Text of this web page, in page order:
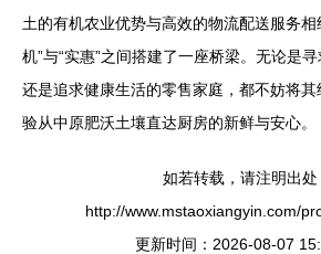
土的有机农业优势与高效的物流配送服务相
机”与“实惠”之间搭建了一座桥梁。无论是
还是追求健康生活的零售家庭，都不妨将
验从中原肥沃土壤直达厨房的新鲜与安心。
如若转载，请注明出处
http://www.mstaoxiangyin.com/
更新时间：2026-08-07